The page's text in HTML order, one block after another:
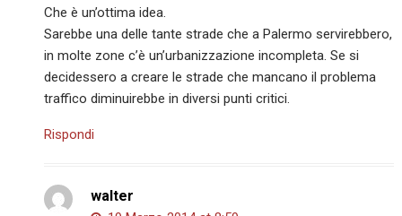
Che è un’ottima idea.
Sarebbe una delle tante strade che a Palermo servirebbero,
in molte zone c’è un’urbanizzazione incompleta. Se si
decidessero a creare le strade che mancano il problema
traffico diminuirebbe in diversi punti critici.
Rispondi
walter